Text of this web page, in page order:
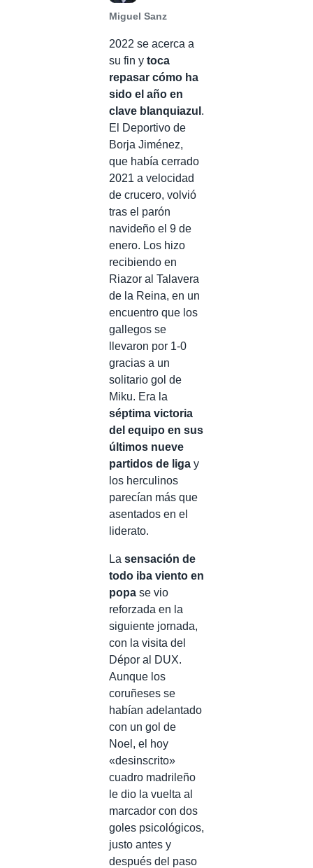
Miguel Sanz
2022 se acerca a
su fin y toca
repasar cómo ha
sido el año en
clave blanquiazul .
El Deportivo de
Borja Jiménez,
que había cerrado
2021 a velocidad
de crucero, volvió
tras el parón
navideño el 9 de
enero. Los hizo
recibiendo en
Riazor al Talavera
de la Reina, en un
encuentro que los
gallegos se
llevaron por 1-0
gracias a un
solitario gol de
Miku. Era la
séptima victoria
del equipo en sus
últimos nueve
partidos de liga y
los herculinos
parecían más que
asentados en el
liderato.
La sensación de
todo iba viento en
popa se vio
reforzada en la
siguiente jornada,
con la visita del
Dépor al DUX.
Aunque los
coruñeses se
habían adelantado
con un gol de
Noel, el hoy
«desinscrito»
cuadro madrileño
le dio la vuelta al
marcador con dos
goles psicológicos,
justo antes y
después del paso